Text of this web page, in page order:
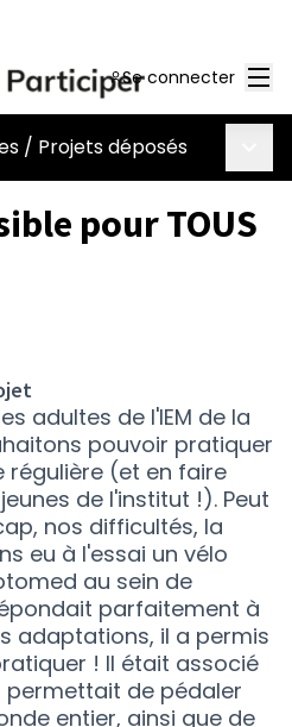
Se connecter
/ Projets déposés
pour TOUS
adultes de l'IEM de la
pouvoir pratiquer
régulière (et en faire
de l'institut !). Peut
nos difficultés, la
eu à l'essai un vélo
au sein de
parfaitement à
adaptations, il a permis
! Il était associé
permettait de pédaler
entier, ainsi que de